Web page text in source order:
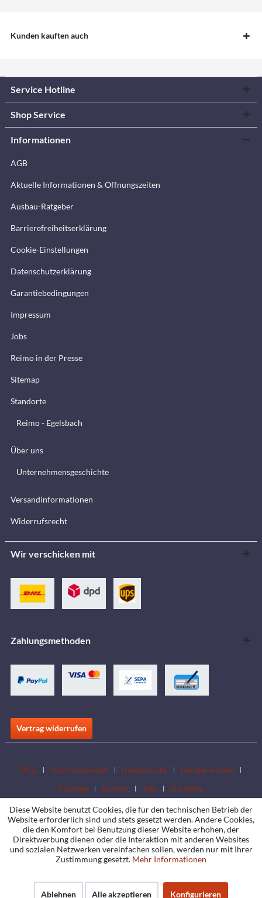
Kunden kauften auch
Service Hotline
Shop Service
Informationen
AGB
Aktuelle Informationen & Öffnungszeiten
Ausbau-Ratgeber
Barrierefreiheitserklärung
Cookie-Einstellungen
Datenschutzerklärung
Garantiebedingungen
Impressum
Jobs
Reimo in der Presse
Sitemap
Standorte
Reimo - Egelsbach
Über uns
Unternehmensgeschichte
Versandinformationen
Widerrufsrecht
Wir verschicken mit
Zahlungsmethoden
Vertrag widerrufen
FAQs Downloadbereich Händlersuche
Händler werden
Kataloge
Kontakt Jobs Standorte
Diese Website benutzt Cookies, die für den technischen Betrieb der
Website erforderlich sind und stets gesetzt werden. Andere Cookies,
die den Komfort bei Benutzung dieser Website erhöhen, der
Direktwerbung dienen oder die Interaktion mit anderen Websites
und sozialen Netzwerken vereinfachen sollen, werden nur mit Ihrer
Zustimmung gesetzt. Mehr Informationen
Ablehnen Alle akzeptieren Konfigurieren